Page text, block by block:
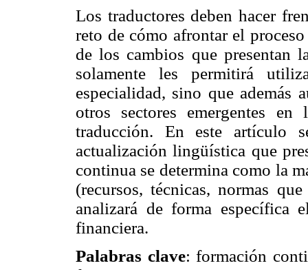
Los traductores deben hacer
reto de cómo afrontar el
de los cambios que presentan
solamente les permitirá
especialidad, sino que además
otros sectores emergentes
traducción. En este artículo
actualización lingüística que
continua se determina como la
(recursos, técnicas, normas
analizará de forma específica
financiera.
Palabras clave: formación